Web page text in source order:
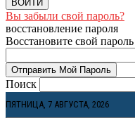
Вы забыли свой пароль?
восстановление пароля
Восстановите свой пароль
Поиск
ПЯТНИЦА, 7 АВГУСТА, 2026